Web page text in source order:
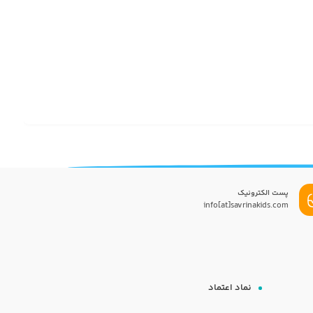
پست الکترونیک
info[at]savrinakids.com
نماد اعتماد